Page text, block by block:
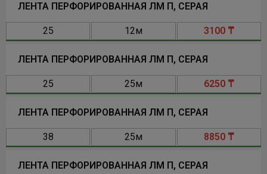
ЛЕНТА ПЕРФОРИРОВАННАЯ ЛМ П, СЕРАЯ
25 12м 3100 ₸
ЛЕНТА ПЕРФОРИРОВАННАЯ ЛМ П, СЕРАЯ
25 25м 6250 ₸
ЛЕНТА ПЕРФОРИРОВАННАЯ ЛМ П, СЕРАЯ
38 25м 8850 ₸
ЛЕНТА ПЕРФОРИРОВАННАЯ ЛМ П, СЕРАЯ